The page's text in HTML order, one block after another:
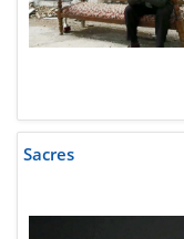
Sacres